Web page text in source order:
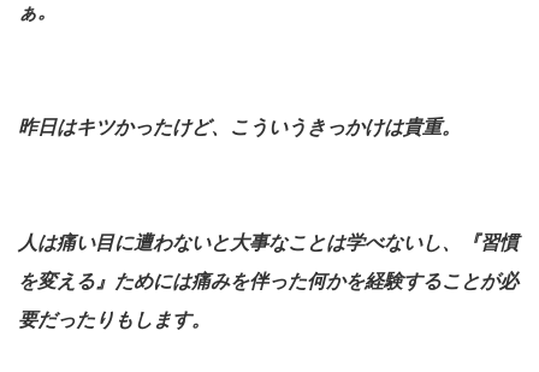
ぁ。
昨日はキツかったけど、こういうきっかけは貴重。
人は痛い目に遭わないと大事なことは学べないし、『習慣
を変える』ためには痛みを伴った何かを経験することが必
要だったりもします。